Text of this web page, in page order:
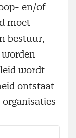
en/of
moet
bestuur,
wordt
ontstaat